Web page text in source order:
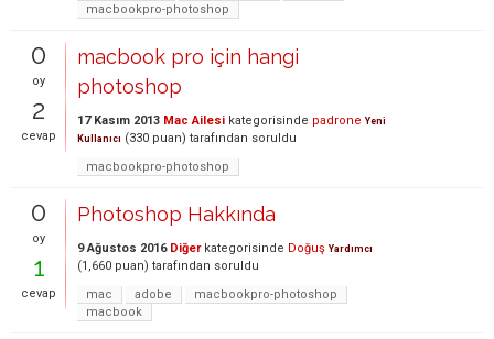
macbookpro-photoshop
0
oy
2
cevap
macbook pro için hangi
photoshop
17 Kasım 2013 Mac Ailesi kategorisinde padrone Yeni
Kullanıcı (330 puan) tarafından soruldu
macbookpro-photoshop
0
oy
1
cevap
Photoshop Hakkında
9 Ağustos 2016 Diğerkategorisinde Doğuş Yardımcı
(1,660 puan) tarafından soruldu
mac
adobe
macbookpro-photoshop
macbook